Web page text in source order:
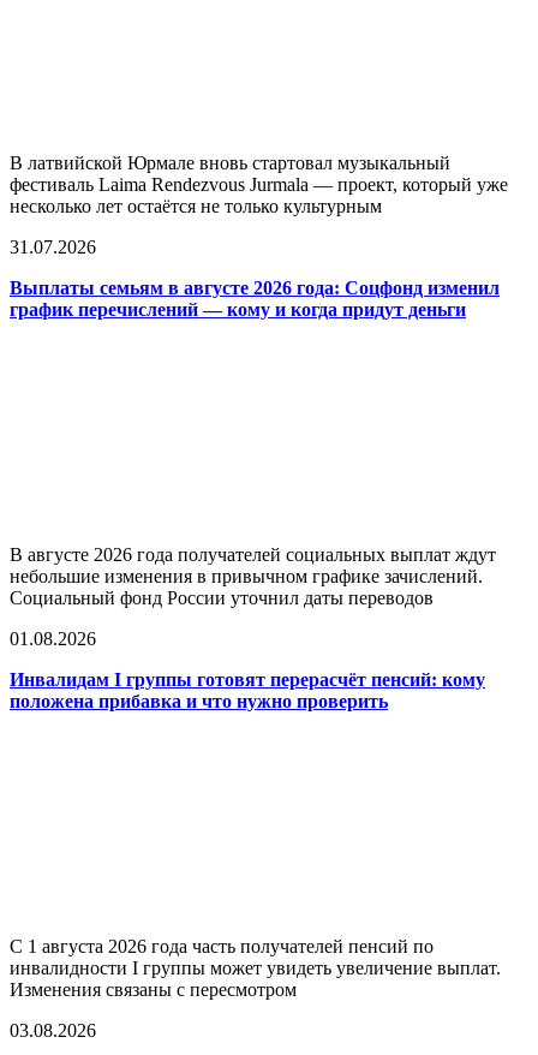
В латвийской Юрмале вновь стартовал музыкальный
фестиваль Laima Rendezvous Jurmala — проект, который уже
несколько лет остаётся не только культурным
31.07.2026
Выплаты семьям в августе 2026 года: Соцфонд изменил
график перечислений — кому и когда придут деньги
В августе 2026 года получателей социальных выплат ждут
небольшие изменения в привычном графике зачислений.
Социальный фонд России уточнил даты переводов
01.08.2026
Инвалидам I группы готовят перерасчёт пенсий: кому
положена прибавка и что нужно проверить
С 1 августа 2026 года часть получателей пенсий по
инвалидности I группы может увидеть увеличение выплат.
Изменения связаны с пересмотром
03.08.2026